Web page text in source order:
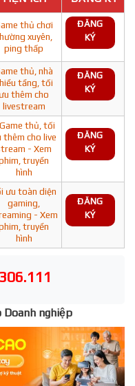
thủ chơi
xuyên,
ping thấp
ĐĂNG
KÝ
thủ, nhà
tầng, tối
ưu thêm cho
livestream
ĐĂNG
KÝ
thủ, tối
thêm cho live
- Xem
truyền
hình
ĐĂNG
KÝ
ưu toàn diện
gaming,
- Xem
truyền
hình
ĐĂNG
KÝ
Doanh nghiệp